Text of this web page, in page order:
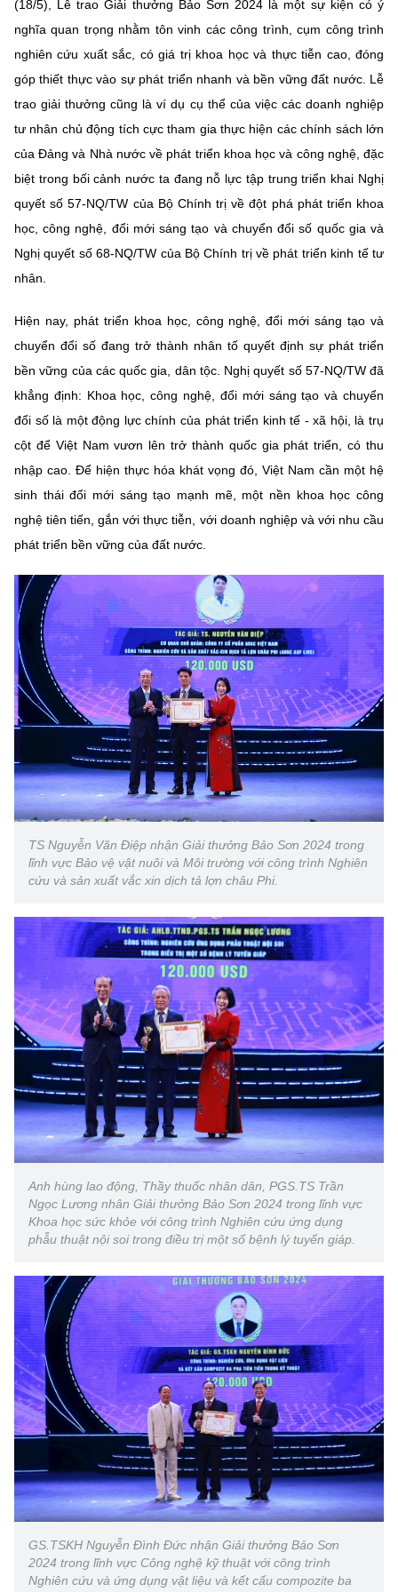
(Ghi rõ nguồn "https://mst.gov.vn" khi phát hành lại thông tin từ
website này)
(18/5), Lễ trao Giải thưởng Bảo Sơn 2024 là một sự kiện có ý
nghĩa quan trọng nhằm tôn vinh các công trình, cụm công trình
nghiên cứu xuất sắc, có giá trị khoa học và thực tiễn cao, đóng
góp thiết thực vào sự phát triển nhanh và bền vững đất nước. Lễ
trao giải thưởng cũng là ví dụ cụ thể của việc các doanh nghiệp
tư nhân chủ động tích cực tham gia thực hiện các chính sách lớn
của Đảng và Nhà nước về phát triển khoa học và công nghệ, đặc
biệt trong bối cảnh nước ta đang nỗ lực tập trung triển khai Nghị
quyết số 57-NQ/TW của Bộ Chính trị về đột phá phát triển khoa
học, công nghệ, đổi mới sáng tạo và chuyển đổi số quốc gia và
Nghị quyết số 68-NQ/TW của Bộ Chính trị về phát triển kinh tế tư
nhân.
Hiện nay, phát triển khoa học, công nghệ, đổi mới sáng tạo và
chuyển đổi số đang trở thành nhân tố quyết định sự phát triển
bền vững của các quốc gia, dân tộc. Nghị quyết số 57-NQ/TW đã
khẳng định: Khoa học, công nghệ, đổi mới sáng tạo và chuyển
đổi số là một động lực chính của phát triển kinh tế - xã hội, là trụ
cột để Việt Nam vươn lên trở thành quốc gia phát triển, có thu
nhập cao. Để hiện thực hóa khát vọng đó, Việt Nam cần một hệ
sinh thái đổi mới sáng tạo mạnh mẽ, một nền khoa học công
nghệ tiên tiến, gắn với thực tiễn, với doanh nghiệp và với nhu cầu
phát triển bền vững của đất nước.
TS Nguyễn Văn Điệp nhận Giải thưởng Bảo Sơn 2024 trong
lĩnh vực Bảo vệ vật nuôi và Môi trường với công trình Nghiên
cứu và sản xuất vắc xin dịch tả lợn châu Phi.
Anh hùng lao động, Thầy thuốc nhân dân, PGS.TS Trần
Ngọc Lương nhân Giải thưởng Bảo Sơn 2024 trong lĩnh vực
Khoa học sức khỏe với công trình Nghiên cứu ứng dụng
phẫu thuật nội soi trong điều trị một số bệnh lý tuyến giáp.
GS.TSKH Nguyễn Đình Đức nhận Giải thưởng Bảo Sơn
2024 trong lĩnh vực Công nghệ kỹ thuật với công trình
Nghiên cứu và ứng dụng vật liệu và kết cấu compozite ba